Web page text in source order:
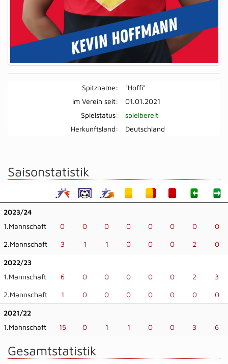
Spitzname:
"Hoffi"
im Verein seit:
01.01.2021
Spielstatus:
spielbereit
Herkunftsland:
Deutschland
Saisonstatistik
2023/24
1.Mannschaft
0 0 0 0 0 0 0 0
2.Mannschaft 3 1 1 0 0 0 2 0
2022/23
1.Mannschaft
6 0 0 0 0 0 2 3
2.Mannschaft 1 0 0 0 0 0 0 0
2021/22
1.Mannschaft
15 0 1 1 0 0 3 6
Gesamtstatistik